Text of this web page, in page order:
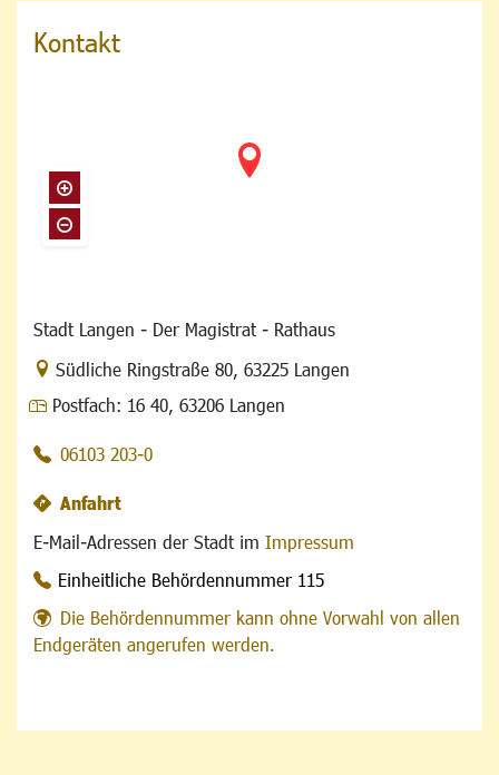
Kontakt
Stadt Langen - Der Magistrat - Rathaus
Link zur Google-Maps Navigation
Südliche Ringstraße 80, 63225 Langen
Postfach: 16 40, 63206 Langen
06103 203-0
Anfahrt
E-Mail-Adressen der Stadt im Impressum
Einheitliche Behördennummer 115
Die Behördennummer kann ohne Vorwahl von allen
Endgeräten angerufen werden.